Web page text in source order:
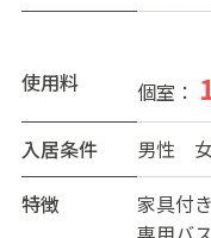
使用料 個室：
入居条件
男性
特徴
家具付き